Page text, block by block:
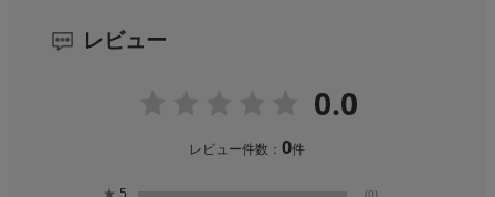
レビュー
0.0
レビュー件数：0件